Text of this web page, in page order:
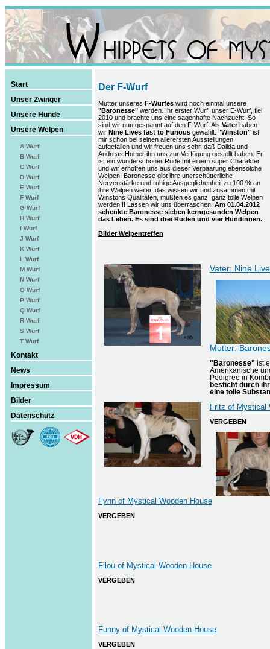
Start
Unser Zwinger
Unsere Hunde
Unsere Welpen
A Wurf
B Wurf
C Wurf
D Wurf
E Wurf
F Wurf
G Wurf
H Wurf
I Wurf
J Wurf
K Wurf
L Wurf
M Wurf
N Wurf
O Wurf
P Wurf
Q Wurf
R Wurf
S Wurf
T Wurf
Kontakt
News
Impressum
Bilder
Datenschutz
Der F-Wurf
Mutter unseres F-Wurfeswird noch einmal unsere
"Baronesse"werden. Ihr erster Wurf, unser E-Wurf, fiel
2010 und brachte uns eine sagenhafte Nachzucht. So
sind wir nun gespannt auf den F-Wurf. Als Vaterhaben
wir Nine Lives fast to Furiousgewählt. "Winston"ist
mir schon bei seinen allerersten Ausstellungen
aufgefallen und wir freuen uns sehr, daß Dalida und
Andreas Homer ihn uns zur Verfügung gestellt haben. Er
ist ein wunderschöner Rüde mit einem super Charakter
und wir erhoffen uns aus dieser Verpaarung ebensolche
Welpen. Baronesse gibt ihre unerschütterliche
Nervenstärke und ruhige Ausgeglichenheit zu 100 % an
ihre Welpen weiter, das wissen wir und zusammen mit
Winstons Qualitäten, müßten es ganz, ganz tolle Welpen
werden!!! Lassen wir uns überraschen. Am 01.04.2012
schenkte Baronesse sieben kerngesunden Welpen
das Leben. Es sind drei Rüden und vier Hündinnen.
Bilder Welpentreffen
Vater: Nine
Mutter:
"Baronesse" ist
Amerikanische
Pedigree in
besticht durch
eine tolle
Fritz of Mystical
VERGEBEN
Fynn of Mystical Wooden House
VERGEBEN
Filou of Mystical Wooden House
VERGEBEN
Funny of Mystical Wooden House
VERGEBEN